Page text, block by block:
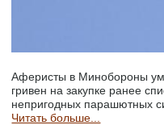
Аферисты в Минобороны
гривен на закупке ранее
непригодных парашютных
Читать больше...